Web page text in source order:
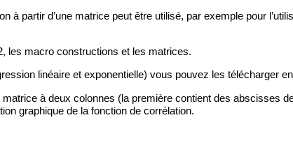
à partir d’une matrice peut être utilisé, par exemple pour
les macro constructions et les matrices.
linéaire et exponentielle) vous pouvez les télécharger
à deux colonnes (la première contient des abscisses
graphique de la fonction de corrélation.